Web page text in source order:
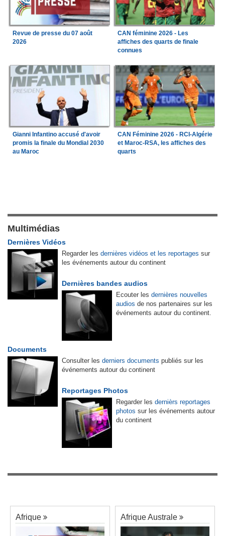
Revue de presse du 07 août
2026
CAN féminine 2026 - Les
affiches des quarts de finale
connues
Gianni Infantino accusé d'avoir
promis la finale du Mondial 2030
au Maroc
CAN Féminine 2026 - RCI-Algérie
et Maroc-RSA, les affiches des
quarts
Multimédias
Dernières Vidéos
Regarder les dernières vidéos et les reportages sur
les événements autour du continent
Dernières bandes audios
Ecouter les dernières nouvelles
audios de nos partenaires sur les
événements autour du continent.
Documents
Consulter les derniers documents publiés sur les
événements autour du continent
Reportages Photos
Regarder les dernièrs reportages
photos sur les événements autour
du continent
Afrique Afrique Australe